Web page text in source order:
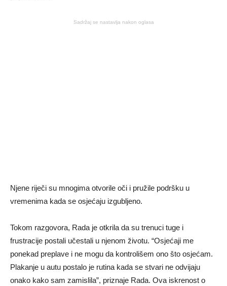
Sadržaj se nastavlja nakon oglasa
Njene riječi su mnogima otvorile oči i pružile podršku u
vremenima kada se osjećaju izgubljeno.
Tokom razgovora, Rada je otkrila da su trenuci tuge i
frustracije postali učestali u njenom životu. “Osjećaji me
ponekad preplave i ne mogu da kontrolišem ono što osjećam.
Plakanje u autu postalo je rutina kada se stvari ne odvijaju
onako kako sam zamislila”, priznaje Rada. Ova iskrenost o